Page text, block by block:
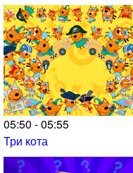
05:50 - 05:55
Три кота